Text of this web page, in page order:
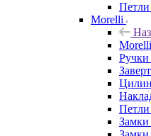
Петли
Morelli
Morelli
Замки